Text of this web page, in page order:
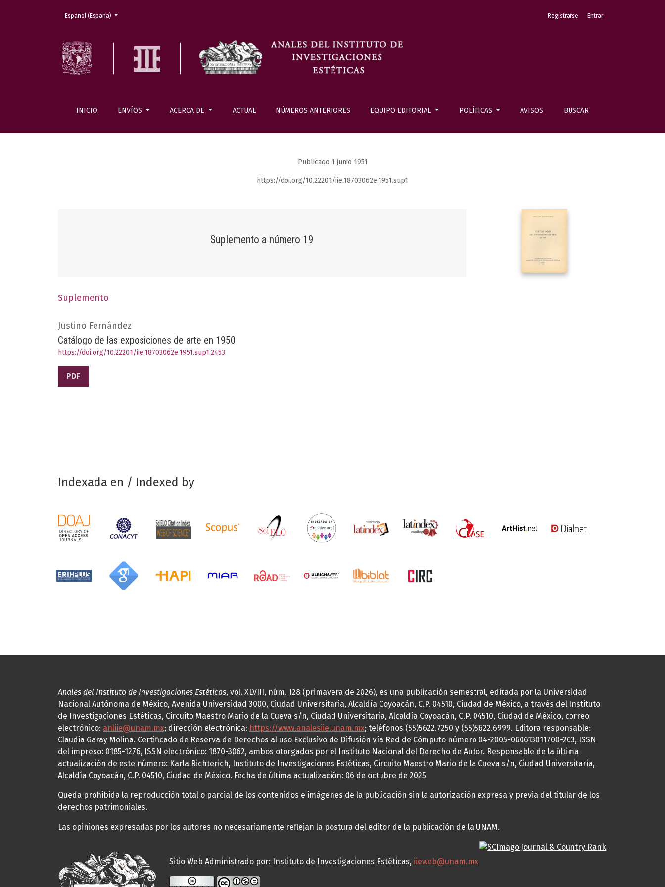
INICIO ENVÍOS ACERCA DE ACTUAL NÚMEROS ANTERIORES EQUIPO EDITORIAL POLÍTICAS AVISOS BUSCAR
Registrarse Entrar
Cambiar el idioma. El actual es:
Español (España)
Publicado 1 junio 1951
https://doi.org/10.22201/iie.18703062e.1951.sup1
Suplemento a número 19
Suplemento
Justino Fernández
Catálogo de las exposiciones de arte en 1950
https://doi.org/10.22201/iie.18703062e.1951.sup1.2453
PDF
Indexada en / Indexed by
Anales del Instituto de Investigaciones Estéticas, vol. XLVIII, núm. 128 (primavera de 2026), es una publicación semestral, editada por la Universidad
Nacional Autónoma de México, Avenida Universidad 3000, Ciudad Universitaria, Alcaldía Coyoacán, C.P. 04510, Ciudad de México, a través del Instituto
de Investigaciones Estéticas, Circuito Maestro Mario de la Cueva s/n, Ciudad Universitaria, Alcaldía Coyoacán, C.P. 04510, Ciudad de México, correo
electrónico: anliie@unam.mx; dirección electrónica: https://www.analesiie.unam.mx; teléfonos (55)5622.7250 y (55)5622.6999. Editora responsable:
Claudia Garay Molina. Certificado de Reserva de Derechos al uso Exclusivo de Difusión vía Red de Cómputo número 04-2005-060613011700-203; ISSN
del impreso: 0185-1276, ISSN electrónico: 1870-3062, ambos otorgados por el Instituto Nacional del Derecho de Autor. Responsable de la última
actualización de este número: Karla Richterich, Instituto de Investigaciones Estéticas, Circuito Maestro Mario de la Cueva s/n, Ciudad Universitaria,
Alcaldía Coyoacán, C.P. 04510, Ciudad de México. Fecha de última actualización: 06 de octubre de 2025.
Queda prohibida la reproducción total o parcial de los contenidos e imágenes de la publicación sin la autorización expresa y previa del titular de los
derechos patrimoniales.
Las opiniones expresadas por los autores no necesariamente reflejan la postura del editor de la publicación de la UNAM.
Sitio Web Administrado por: Instituto de Investigaciones Estéticas, iieweb@unam.mx